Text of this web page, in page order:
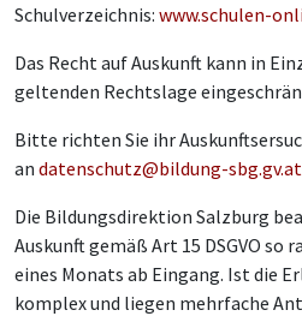
Schulverzeichnis: www.schulen-
Das Recht auf Auskunft kann in
geltenden Rechtslage
Bitte richten Sie ihr
an datenschutz@bildung-sbg.gv.at
Die Bildungsdirektion Salzburg
Auskunft gemäß Art 15 DSGVO so
eines Monats ab Eingang. Ist die
komplex und liegen mehrfache